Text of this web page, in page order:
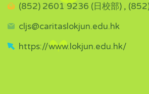
(852) 2601 9236 (日校部) ,
cljs@caritaslokjun.edu.hk
https://www.lokjun.edu.hk/